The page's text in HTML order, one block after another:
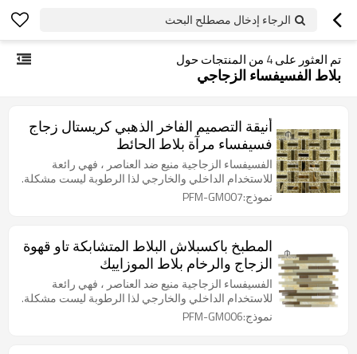
الرجاء إدخال مصطلح البحث
تم العثور على4 من المنتجات حول
بلاط الفسيفساء الزجاجي
أنيقة التصميم الفاخر الذهبي كريستال زجاج
فسيفساء مرآة بلاط الحائط
الفسيفساء الزجاجية منيع ضد العناصر ، فهي رائعة
للاستخدام الداخلي والخارجي لذا الرطوبة ليست مشكلة.
نموذج:PFM-GM007
المطبخ باكسبلاش البلاط المتشابكة تاو قهوة
الزجاج والرخام بلاط الموزاييك
الفسيفساء الزجاجية منيع ضد العناصر ، فهي رائعة
للاستخدام الداخلي والخارجي لذا الرطوبة ليست مشكلة.
نموذج:PFM-GM006